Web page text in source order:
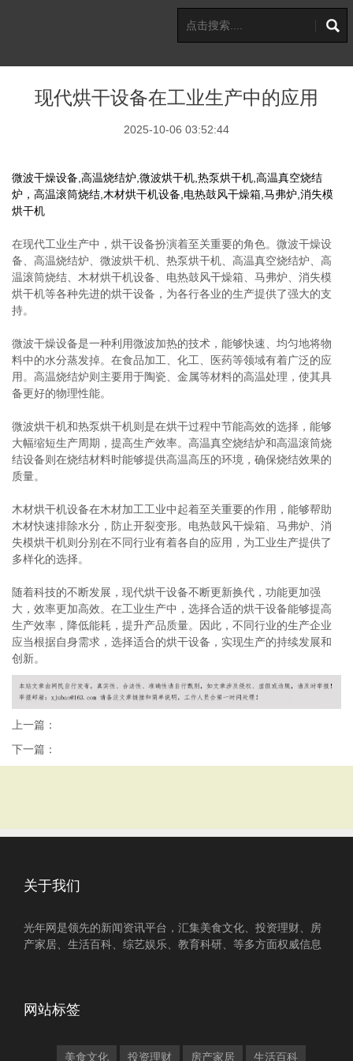
现代烘干设备在工业生产中的应用
2025-10-06 03:52:44
微波干燥设备,高温烧结炉,微波烘干机,热泵烘干机,高温真空烧结
炉，高温滚筒烧结,木材烘干机设备,电热鼓风干燥箱,马弗炉,消失模
烘干机
在现代工业生产中，烘干设备扮演着至关重要的角色。微波干燥设
备、高温烧结炉、微波烘干机、热泵烘干机、高温真空烧结炉、高
温滚筒烧结、木材烘干机设备、电热鼓风干燥箱、马弗炉、消失模
烘干机等各种先进的烘干设备，为各行各业的生产提供了强大的支
持。
微波干燥设备是一种利用微波加热的技术，能够快速、均匀地将物
料中的水分蒸发掉。在食品加工、化工、医药等领域有着广泛的应
用。高温烧结炉则主要用于陶瓷、金属等材料的高温处理，使其具
备更好的物理性能。
微波烘干机和热泵烘干机则是在烘干过程中节能高效的选择，能够
大幅缩短生产周期，提高生产效率。高温真空烧结炉和高温滚筒烧
结设备则在烧结材料时能够提供高温高压的环境，确保烧结效果的
质量。
木材烘干机设备在木材加工工业中起着至关重要的作用，能够帮助
木材快速排除水分，防止开裂变形。电热鼓风干燥箱、马弗炉、消
失模烘干机则分别在不同行业有着各自的应用，为工业生产提供了
多样化的选择。
随着科技的不断发展，现代烘干设备不断更新换代，功能更加强
大，效率更加高效。在工业生产中，选择合适的烘干设备能够提高
生产效率，降低能耗，提升产品质量。因此，不同行业的生产企业
应当根据自身需求，选择适合的烘干设备，实现生产的持续发展和
创新。
上一篇：
下一篇：
关于我们
光年网是领先的新闻资讯平台，汇集美食文化、投资理财、房
产家居、生活百科、综艺娱乐、教育科研、等多方面权威信息
网站标签
美食文化 投资理财 房产家居 生活百科